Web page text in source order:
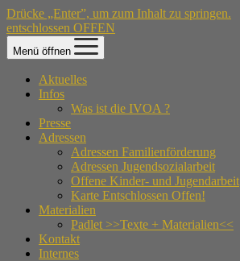
Drücke „Enter”, um zum Inhalt zu springen.
entschlossen OFFEN
Menü öffnen
Aktuelles
Infos
Was ist die IVOA ?
Presse
Adressen
Adressen Familienförderung
Adressen Jugendsozialarbeit
Offene Kinder- und Jugendarbeit
Karte Entschlossen Offen!
Materialien
Padlet >>Texte + Materialien<<
Kontakt
Internes